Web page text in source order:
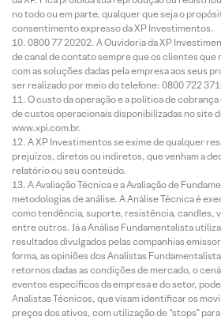
no todo ou em parte, qualquer que seja o
consentimento expresso da XP Investimentos.
0800 77 20202. A Ouvidoria da XP
de canal de contato sempre que os clientes que
com as soluções dadas pela empresa aos seus
ser realizado por meio do telefone: 0800 722
O custo da operação e a política de
de custos operacionais disponibilizadas no site
www.xpi.com.br.
A XP Investimentos se exime de qualquer
prejuízos, diretos ou indiretos, que venham a
relatório ou seu conteúdo.
A Avaliação Técnica e a Avaliação de
metodologias de análise. A Análise Técnica é
como tendência, suporte, resistência, candles,
entre outros. Já a Análise Fundamentalista
resultados divulgados pelas companhias
forma, as opiniões dos Analistas
retornos dadas as condições de mercado, o
eventos específicos da empresa e do setor,
Analistas Técnicos, que visam identificar os
preços dos ativos, com utilização de “stops”